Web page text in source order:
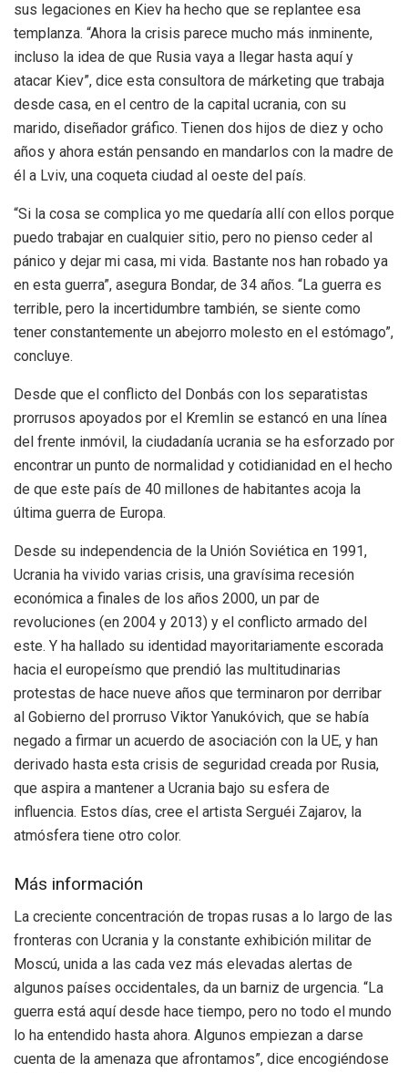
sus legaciones en Kiev ha hecho que se replantee esa
templanza. “Ahora la crisis parece mucho más inminente,
incluso la idea de que Rusia vaya a llegar hasta aquí y
atacar Kiev”, dice esta consultora de márketing que trabaja
desde casa, en el centro de la capital ucrania, con su
marido, diseñador gráfico. Tienen dos hijos de diez y ocho
años y ahora están pensando en mandarlos con la madre de
él a Lviv, una coqueta ciudad al oeste del país.
“Si la cosa se complica yo me quedaría allí con ellos porque
puedo trabajar en cualquier sitio, pero no pienso ceder al
pánico y dejar mi casa, mi vida. Bastante nos han robado ya
en esta guerra”, asegura Bondar, de 34 años. “La guerra es
terrible, pero la incertidumbre también, se siente como
tener constantemente un abejorro molesto en el estómago”,
concluye.
Desde que el conflicto del Donbás con los separatistas
prorrusos apoyados por el Kremlin se estancó en una línea
del frente inmóvil, la ciudadanía ucrania se ha esforzado por
encontrar un punto de normalidad y cotidianidad en el hecho
de que este país de 40 millones de habitantes acoja la
última guerra de Europa.
Desde su independencia de la Unión Soviética en 1991,
Ucrania ha vivido varias crisis, una gravísima recesión
económica a finales de los años 2000, un par de
revoluciones (en 2004 y 2013) y el conflicto armado del
este. Y ha hallado su identidad mayoritariamente escorada
hacia el europeísmo que prendió las multitudinarias
protestas de hace nueve años que terminaron por derribar
al Gobierno del prorruso Viktor Yanukóvich, que se había
negado a firmar un acuerdo de asociación con la UE, y han
derivado hasta esta crisis de seguridad creada por Rusia,
que aspira a mantener a Ucrania bajo su esfera de
influencia. Estos días, cree el artista Serguéi Zajarov, la
atmósfera tiene otro color.
Más información
La creciente concentración de tropas rusas a lo largo de las
fronteras con Ucrania y la constante exhibición militar de
Moscú, unida a las cada vez más elevadas alertas de
algunos países occidentales, da un barniz de urgencia. “La
guerra está aquí desde hace tiempo, pero no todo el mundo
lo ha entendido hasta ahora. Algunos empiezan a darse
cuenta de la amenaza que afrontamos”, dice encogiéndose